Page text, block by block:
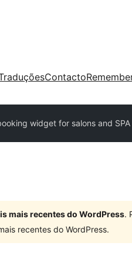
Contacto
widget for salons and SPA
mais recentes do WordPress.
recentes do WordPress.